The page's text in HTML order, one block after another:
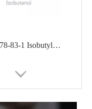
CAS 78-83-1 Isobutylalkohol Isobutanol Iba Organisches synthetisches Material